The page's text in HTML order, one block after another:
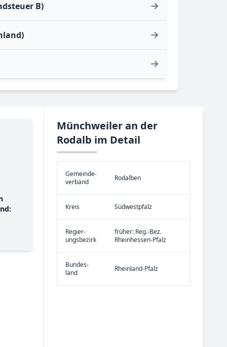
B)
Münchweiler an der
Rodalb im Detail
Gemeinde­
verband
Rodalben
Kreis Südwestpfalz
Re­gier­
ungs­bezirk
früher: Reg.-Bez.
Rheinhessen-Pfalz
Bundes­
land
Rheinland-Pfalz